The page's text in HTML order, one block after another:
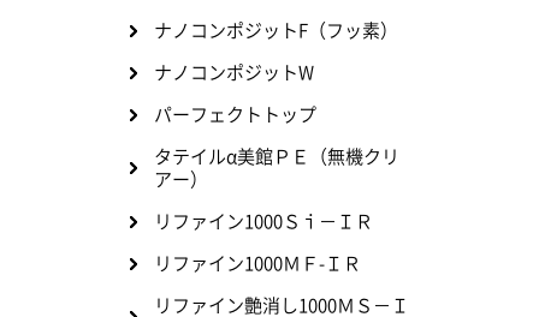
ナノコンポジットF（フッ素）
ナノコンポジットW
パーフェクトトップ
タテイルα美館ＰＥ（無機クリ
アー）
リファイン1000Ｓｉ－ＩＲ
リファイン1000ＭＦ-ＩＲ
リファイン艶消し1000ＭＳ－Ｉ